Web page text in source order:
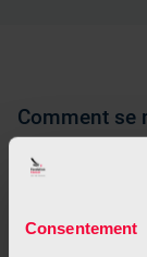
Consentement
Comment se
Règle